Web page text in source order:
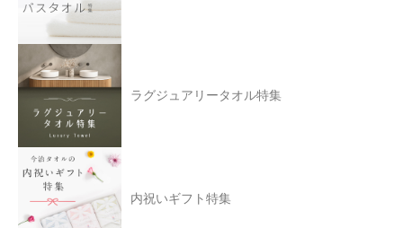
ラグジュアリータオル特集
内祝いギフト特集